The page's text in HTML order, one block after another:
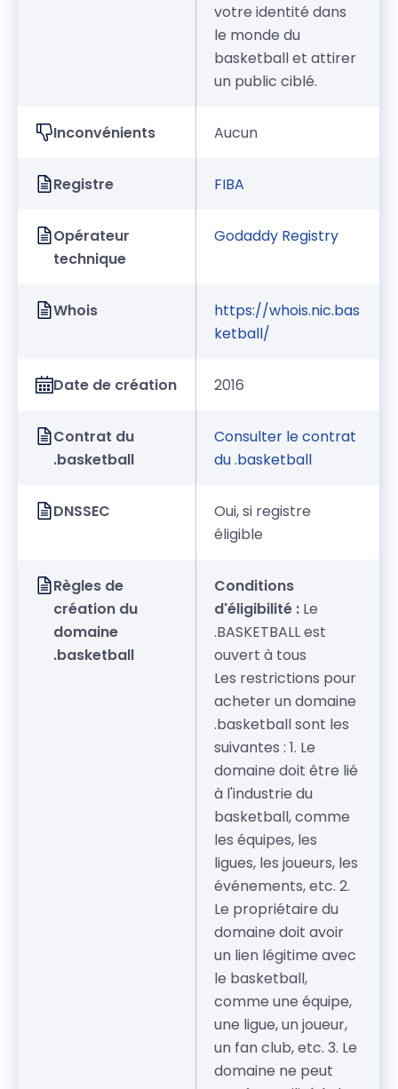
votre identité dans
le monde du
basketball et attirer
un public ciblé.
Inconvénients Aucun
Registre FIBA
Opérateur
technique
Godaddy Registry
Whois
https://whois.nic.bas
ketball/
Date de création 2016
Contrat du
.basketball
Consulter le contrat
du .basketball
DNSSEC
Oui, si registre
éligible
Règles de
création du
domaine
.basketball
Conditions
d'éligibilité : Le
.BASKETBALL est
ouvert à tous
Les restrictions pour
acheter un domaine
.basketball sont les
suivantes : 1. Le
domaine doit être lié
à l'industrie du
basketball, comme
les équipes, les
ligues, les joueurs, les
événements, etc. 2.
Le propriétaire du
domaine doit avoir
un lien légitime avec
le basketball,
comme une équipe,
une ligue, un joueur,
un fan club, etc. 3. Le
domaine ne peut